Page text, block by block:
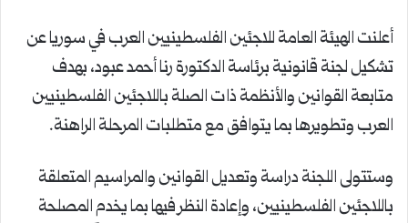
أعلنت الهيئة العامة للاجئين الفلسطينيين العرب في سوريا عن
تشكيل لجنة قانونية برئاسة الدكتورة رنا أحمد عبود، بهدف
متابعة القوانين والأنظمة ذات الصلة باللاجئين الفلسطينيين
العرب وتطويرها بما يتوافق مع متطلبات المرحلة الراهنة.
وستتولى اللجنة دراسة وتعديل القوانين والمراسيم المتعلقة
باللاجئين الفلسطينيين، وإعادة النظر فيها بما يخدم المصلحة